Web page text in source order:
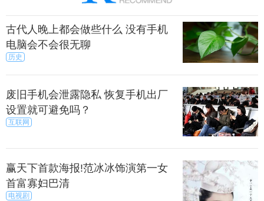
古代人晚上都会做些什么 没有手机
电脑会不会很无聊
历史
废旧手机会泄露隐私 恢复手机出厂
设置就可避免吗？
互联网
赢天下首款海报!范冰冰饰演第一女
首富寡妇巴清
电视剧